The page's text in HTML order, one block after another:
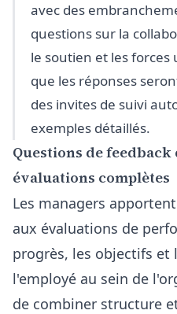
avec des
questions sur la
le soutien et les forces
que les réponses
des invites de suivi
exemples détaillés.
Questions de
évaluations complètes
Les managers
aux évaluations de
progrès, les objectifs et
l'employé au sein de
de combiner structure